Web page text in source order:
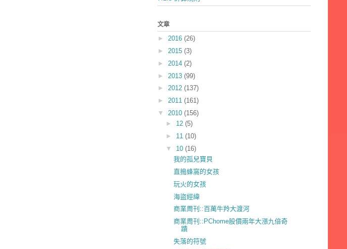
文章
► 2016 (26)
► 2015 (3)
► 2014 (2)
► 2013 (99)
► 2012 (137)
► 2011 (161)
▼ 2010 (156)
► 12 (5)
► 11 (10)
▼ 10 (16)
我的孤兒寶貝
直搗蜂窩的女孩
玩火的女孩
海盜經緯
商業周刊::百萬牛羚大渡河
商業周刊::PChome股價兩年大漲九倍奇
蹟
失落的符號